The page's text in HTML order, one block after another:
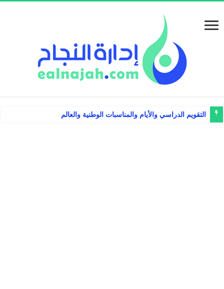
التقويم الدراسي والأيام والمناسبات الوطنية والعالمية 1448 – 1449هـ